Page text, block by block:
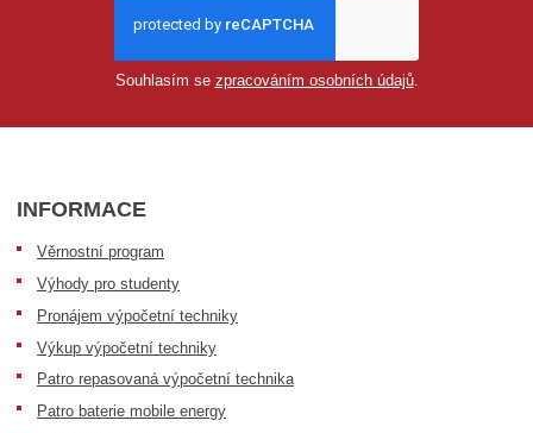
Souhlasím se zpracováním osobních údajů.
INFORMACE
Věrnostní program
Výhody pro studenty
Pronájem výpočetní techniky
Výkup výpočetní techniky
Patro repasovaná výpočetní technika
Patro baterie mobile energy